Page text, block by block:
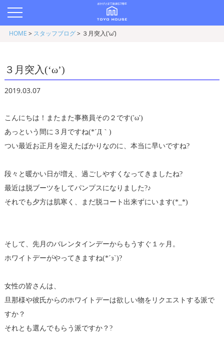
HOME > スタッフブログ> ３月突入(‘ω’)
３月突入(‘ω’)
2019.03.07
こんにちは！またまた事務員その２です('ω')
あっという間に３月ですね(*´Д｀)
つい最近お正月を迎えたばかりなのに、本当に早いですね?
段々と暖かい日が増え、過ごしやすくなってきましたね?
最近は脱ブーツをしてパンプスになりました?♪
それでも夕方は肌寒く、まだ脱コート出来ずにいます(*_*)
そして、先月のバレンタインデーからもうすぐ１ヶ月。
ホワイトデーがやってきますね(*´з`)?
女性の皆さんは、
旦那様や彼氏からのホワイトデーは欲しい物をリクエストする派で
すか？
それとも選んでもらう派ですか？?